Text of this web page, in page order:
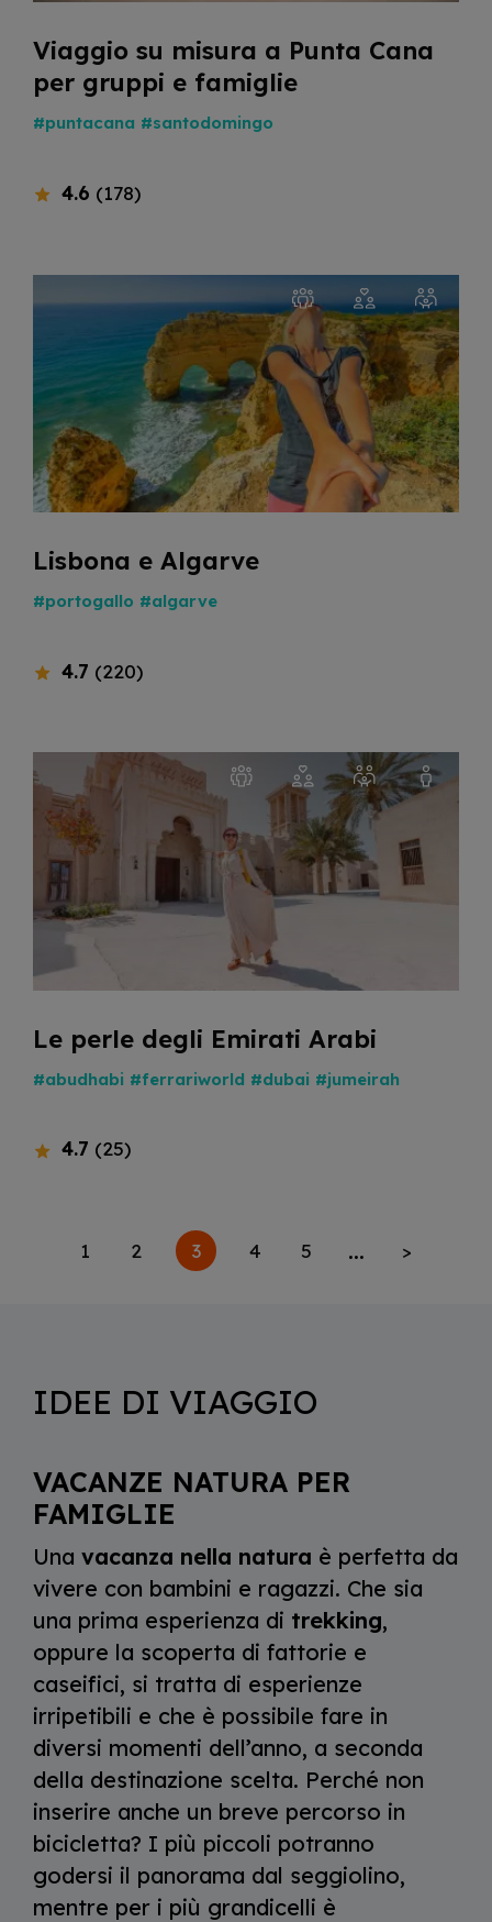
Viaggio su misura a Punta Cana
per gruppi e famiglie
#puntacana #santodomingo
4.6 (178)
Lisbona e Algarve
#portogallo #algarve
4.7 (220)
Le perle degli Emirati Arabi
#abudhabi #ferrariworld #dubai #jumeirah
4.7 (25)
1 2 3 4 5 ... >
IDEE DI VIAGGIO
VACANZE NATURA PER
FAMIGLIE
Una vacanza nella natura è perfetta da
vivere con bambini e ragazzi. Che sia
una prima esperienza di trekking,
oppure la scoperta di fattorie e
caseifici, si tratta di esperienze
irripetibili e che è possibile fare in
diversi momenti dell’anno, a seconda
della destinazione scelta. Perché non
inserire anche un breve percorso in
bicicletta? I più piccoli potranno
godersi il panorama dal seggiolino,
mentre per i più grandicelli è